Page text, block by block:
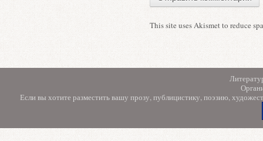
This site uses Akismet to reduce
Если вы хотите разместить вашу прозу, публицистику, поэзию,